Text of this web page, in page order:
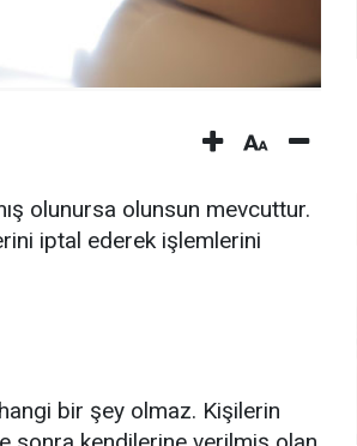
olunursa olunsun mevcuttur.
iptal ederek işlemlerini
bir şey olmaz. Kişilerin